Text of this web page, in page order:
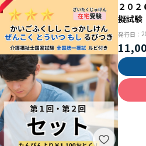
２０
擬試験
ルビ付
発行日：